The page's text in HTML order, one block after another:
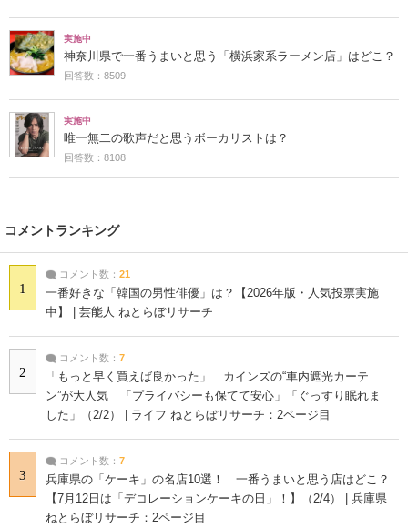
実施中
神奈川県で一番うまいと思う「横浜家系ラーメン店」はどこ？
回答数：8509
実施中
唯一無二の歌声だと思うボーカリストは？
回答数：8108
コメントランキング
1
コメント数： 21
一番好きな「韓国の男性俳優」は？【2026年版・人気投票実施
中】 | 芸能人 ねとらぼリサーチ
2
コメント数： 7
「もっと早く買えば良かった」 カインズの“車内遮光カーテ
ン”が大人気 「プライバシーも保てて安心」「ぐっすり眠れま
した」（2/2） | ライフ ねとらぼリサーチ：2ページ目
3
コメント数： 7
兵庫県の「ケーキ」の名店10選！ 一番うまいと思う店はどこ？
【7月12日は「デコレーションケーキの日」！】（2/4） | 兵庫県
ねとらぼリサーチ：2ページ目